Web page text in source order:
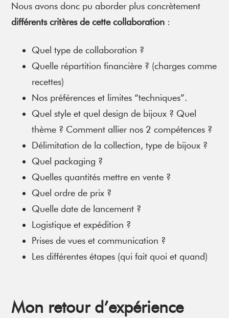
Nous avons donc pu aborder plus concrètement
différents critères de cette collaboration :
Quel type de collaboration ?
Quelle répartition financière ? (charges comme
recettes)
Nos préférences et limites “techniques”.
Quel style et quel design de bijoux ? Quel
thème ? Comment allier nos 2 compétences ?
Délimitation de la collection, type de bijoux ?
Quel packaging ?
Quelles quantités mettre en vente ?
Quel ordre de prix ?
Quelle date de lancement ?
Logistique et expédition ?
Prises de vues et communication ?
Les différentes étapes (qui fait quoi et quand)
Mon retour d’expérience